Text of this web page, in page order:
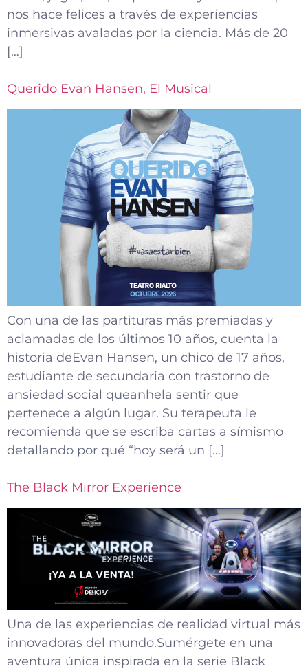
nos hace felices a través de experiencias
inmersivas avaladas por la ciencia. Más de 20
[…]
Querido Evan Hansen, El Musical
Con una de las partituras más premiadas y
aclamadas de los últimos 10 años, cuenta la
historia deEvan Hansen, un chico de 17 años,
estudiante de secundaria con trastorno de
ansiedad social queanhela sentir que
pertenece a algún lugar. Su terapeuta le
recomienda que se escriba cartas a símismo
detallando por qué “hoy será un […]
The Black Mirror Experience
Una de las experiencias de realidad virtual más
innovadoras del mundo.Sumérgete en una
aventura única inspirada en la serie Black